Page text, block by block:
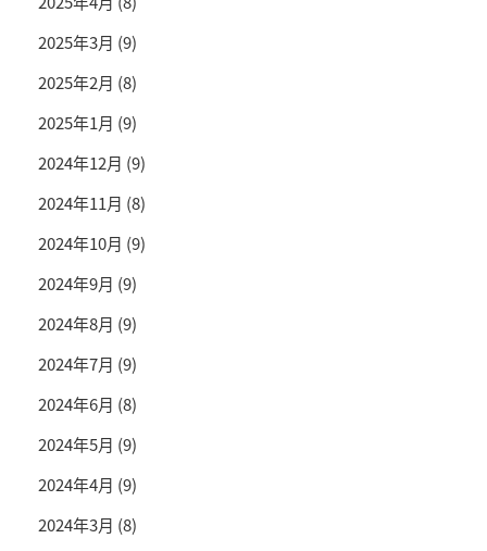
2025年3月 (9)
2025年2月 (8)
2025年1月 (9)
2024年12月 (9)
2024年11月 (8)
2024年10月 (9)
2024年9月 (9)
2024年8月 (9)
2024年7月 (9)
2024年6月 (8)
2024年5月 (9)
2024年4月 (9)
2024年3月 (8)